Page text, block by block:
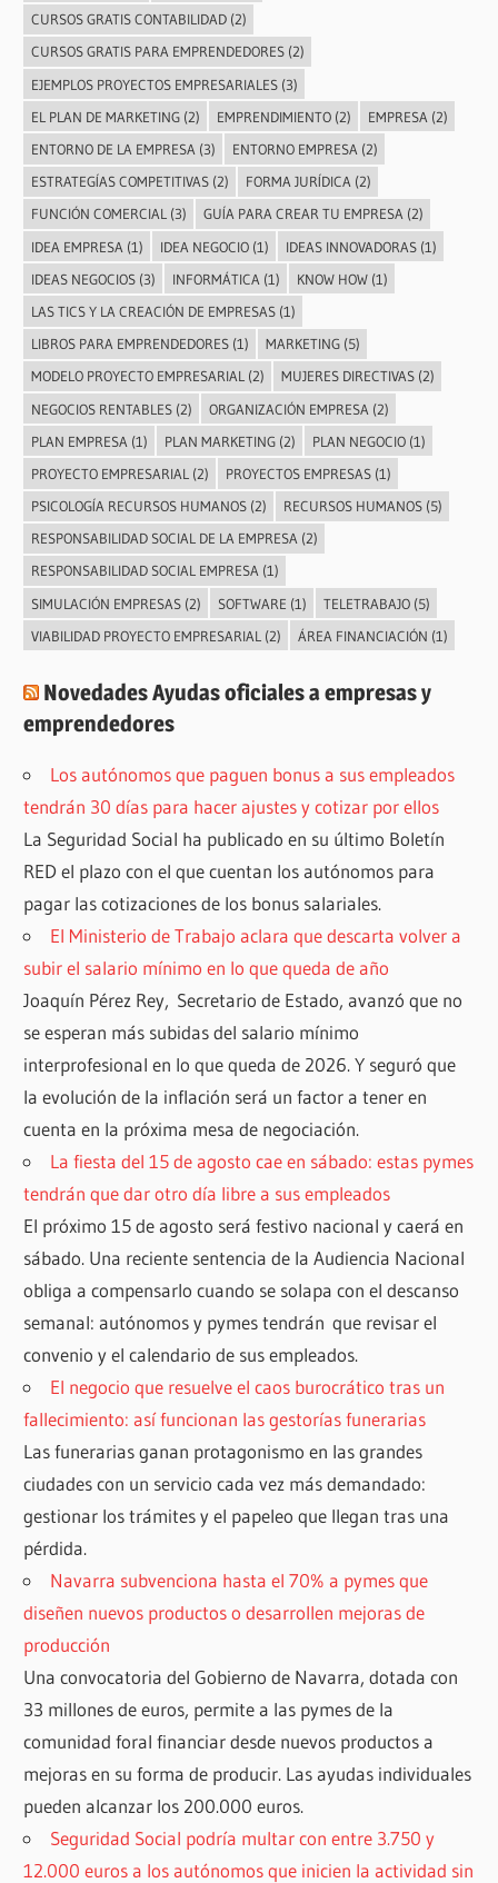
CURSOS GRATIS CONTABILIDAD(2)
CURSOS GRATIS PARA EMPRENDEDORES(2)
EJEMPLOS PROYECTOS EMPRESARIALES(3)
EL PLAN DE MARKETING(2) EMPRENDIMIENTO(2) EMPRESA (2)
ENTORNO DE LA EMPRESA (3) ENTORNO EMPRESA (2)
ESTRATEGÍAS COMPETITIVAS(2) FORMA JURÍDICA(2)
FUNCIÓN COMERCIAL(3) GUÍA PARA CREAR TU EMPRESA(2)
IDEA EMPRESA (1) IDEA NEGOCIO(1) IDEAS INNOVADORAS(1)
IDEAS NEGOCIOS(3) INFORMÁTICA (1) KNOW HOW(1)
LAS TICS Y LA CREACIÓN DE EMPRESAS(1)
LIBROS PARA EMPRENDEDORES(1) MARKETING(5)
MODELO PROYECTO EMPRESARIAL(2) MUJERES DIRECTIVAS(2)
NEGOCIOS RENTABLES(2) ORGANIZACIÓN EMPRESA (2)
PLAN EMPRESA (1) PLAN MARKETING(2) PLAN NEGOCIO(1)
PROYECTO EMPRESARIAL (2) PROYECTOS EMPRESAS(1)
PSICOLOGÍA RECURSOS HUMANOS(2) RECURSOS HUMANOS(5)
RESPONSABILIDAD SOCIAL DE LA EMPRESA(2)
RESPONSABILIDAD SOCIAL EMPRESA(1)
SIMULACIÓN EMPRESAS(2) SOFTWARE (1) TELETRABAJO(5)
VIABILIDAD PROYECTO EMPRESARIAL (2) ÁREA FINANCIACIÓN (1)
Novedades Ayudas oficiales a empresas y
emprendedores
Los autónomos que paguen bonus a sus empleados
tendrán 30 días para hacer ajustes y cotizar por ellos
La Seguridad Social ha publicado en su último Boletín
RED el plazo con el que cuentan los autónomos para
pagar las cotizaciones de los bonus salariales.
El Ministerio de Trabajo aclara que descarta volver a
subir el salario mínimo en lo que queda de año
Joaquín Pérez Rey, Secretario de Estado, avanzó que no
se esperan más subidas del salario mínimo
interprofesional en lo que queda de 2026. Y seguró que
la evolución de la inflación será un factor a tener en
cuenta en la próxima mesa de negociación.
La fiesta del 15 de agosto cae en sábado: estas pymes
tendrán que dar otro día libre a sus empleados
El próximo 15 de agosto será festivo nacional y caerá en
sábado. Una reciente sentencia de la Audiencia Nacional
obliga a compensarlo cuando se solapa con el descanso
semanal: autónomos y pymes tendrán que revisar el
convenio y el calendario de sus empleados.
El negocio que resuelve el caos burocrático tras un
fallecimiento: así funcionan las gestorías funerarias
Las funerarias ganan protagonismo en las grandes
ciudades con un servicio cada vez más demandado:
gestionar los trámites y el papeleo que llegan tras una
pérdida.
Navarra subvenciona hasta el 70% a pymes que
diseñen nuevos productos o desarrollen mejoras de
producción
Una convocatoria del Gobierno de Navarra, dotada con
33 millones de euros, permite a las pymes de la
comunidad foral financiar desde nuevos productos a
mejoras en su forma de producir. Las ayudas individuales
pueden alcanzar los 200.000 euros.
Seguridad Social podría multar con entre 3.750 y
12.000 euros a los autónomos que inicien la actividad sin